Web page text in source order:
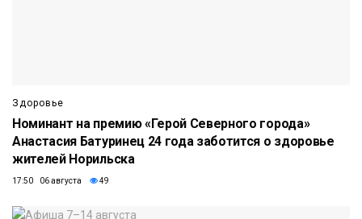
Здоровье
Номинант на премию «Герой Северного города»
Анастасия Батуринец 24 года заботится о здоровье
жителей Норильска
17:50 06 августа 49